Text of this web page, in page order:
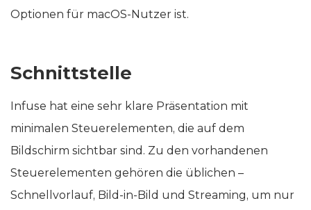
Optionen für macOS-Nutzer ist.
Schnittstelle
Infuse hat eine sehr klare Präsentation mit
minimalen Steuerelementen, die auf dem
Bildschirm sichtbar sind. Zu den vorhandenen
Steuerelementen gehören die üblichen –
Schnellvorlauf, Bild-in-Bild und Streaming, um nur